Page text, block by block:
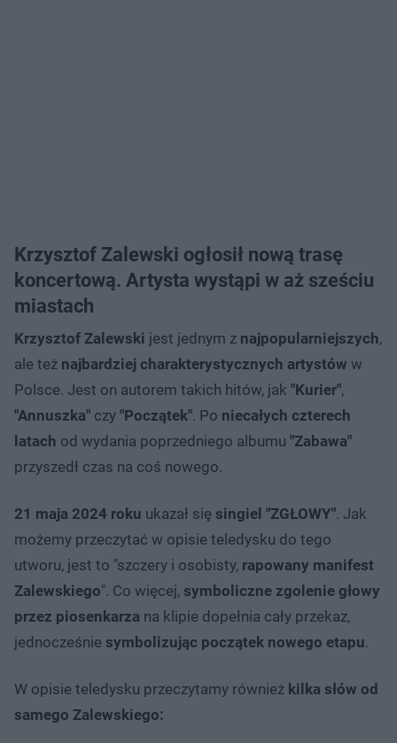
Krzysztof Zalewski ogłosił nową trasę
koncertową. Artysta wystąpi w aż sześciu
miastach
Krzysztof Zalewski jest jednym z najpopularniejszych,
ale też najbardziej charakterystycznych artystów w
Polsce. Jest on autorem takich hitów, jak "Kurier",
"Annuszka" czy "Początek". Po niecałych czterech
latach od wydania poprzedniego albumu "Zabawa"
przyszedł czas na coś nowego.
21 maja 2024 roku ukazał się singiel "ZGŁOWY". Jak
możemy przeczytać w opisie teledysku do tego
utworu, jest to "szczery i osobisty, rapowany manifest
Zalewskiego". Co więcej, symboliczne zgolenie głowy
przez piosenkarza na klipie dopełnia cały przekaz,
jednocześnie symbolizując początek nowego etapu.
W opisie teledysku przeczytamy również kilka słów od
samego Zalewskiego: